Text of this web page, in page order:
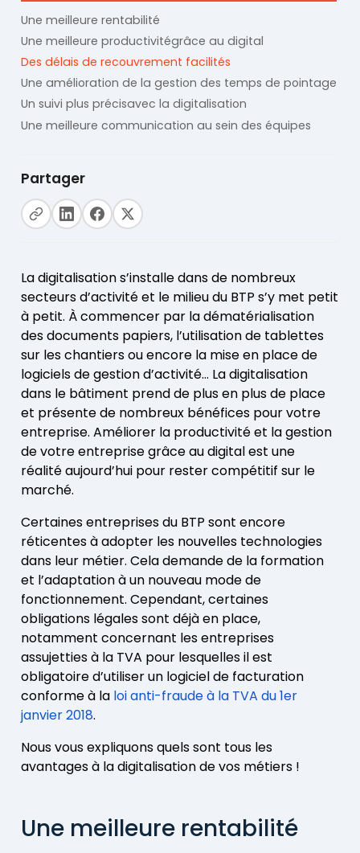
Une meilleure rentabilité
Une meilleure productivitégrâce au digital
Des délais de recouvrement facilités
Une amélioration de la gestion des temps de pointage
Un suivi plus précisavec la digitalisation
Une meilleure communication au sein des équipes
Partager
La digitalisation s’installe dans de nombreux
secteurs d’activité et le milieu du BTP s’y met petit
à petit. À commencer par la dématérialisation
des documents papiers, l’utilisation de tablettes
sur les chantiers ou encore la mise en place de
logiciels de gestion d’activité… La digitalisation
dans le bâtiment prend de plus en plus de place
et présente de nombreux bénéfices pour votre
entreprise. Améliorer la productivité et la gestion
de votre entreprise grâce au digital est une
réalité aujourd’hui pour rester compétitif sur le
marché.
Certaines entreprises du BTP sont encore
réticentes à adopter les nouvelles technologies
dans leur métier. Cela demande de la formation
et l’adaptation à un nouveau mode de
fonctionnement. Cependant, certaines
obligations légales sont déjà en place,
notamment concernant les entreprises
assujetties à la TVA pour lesquelles il est
obligatoire d’utiliser un logiciel de facturation
conforme à la loi anti-fraude à la TVA du 1er
janvier 2018.
Nous vous expliquons quels sont tous les
avantages à la digitalisation de vos métiers !
Une meilleure rentabilité